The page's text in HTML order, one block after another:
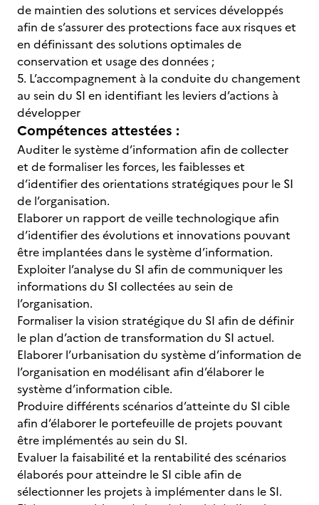
de maintien des solutions et services développés
afin de s’assurer des protections face aux risques et
en définissant des solutions optimales de
conservation et usage des données ;
5. L’accompagnement à la conduite du changement
au sein du SI en identifiant les leviers d’actions à
développer
Compétences attestées :
Auditer le système d’information afin de collecter
et de formaliser les forces, les faiblesses et
d’identifier des orientations stratégiques pour le SI
de l’organisation.
Elaborer un rapport de veille technologique afin
d’identifier des évolutions et innovations pouvant
être implantées dans le système d’information.
Exploiter l’analyse du SI afin de communiquer les
informations du SI collectées au sein de
l’organisation.
Formaliser la vision stratégique du SI afin de définir
le plan d’action de transformation du SI actuel.
Elaborer l’urbanisation du système d’information de
l’organisation en modélisant afin d’élaborer le
système d’information cible.
Produire différents scénarios d’atteinte du SI cible
afin d’élaborer le portefeuille de projets pouvant
être implémentés au sein du SI.
Evaluer la faisabilité et la rentabilité des scénarios
élaborés pour atteindre le SI cible afin de
sélectionner les projets à implémenter dans le SI.